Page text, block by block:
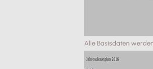
Alle Basisdaten